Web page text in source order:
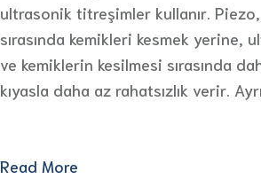
ultrasonik titreşimler kullanır.
sırasında kemikleri kesmek
ve kemiklerin kesilmesi sırasında
kıyasla daha az rahatsızlık verir.
Read More